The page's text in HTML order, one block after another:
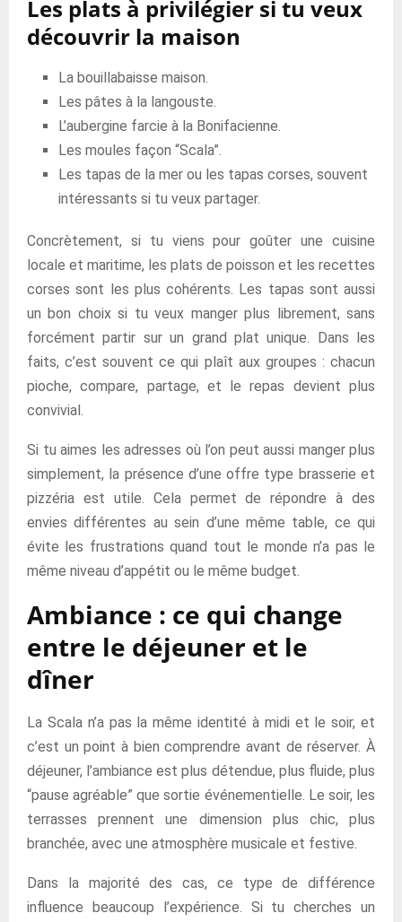
Les plats à privilégier si tu veux
découvrir la maison
La bouillabaisse maison.
Les pâtes à la langouste.
L’aubergine farcie à la Bonifacienne.
Les moules façon “Scala”.
Les tapas de la mer ou les tapas corses, souvent
intéressants si tu veux partager.
Concrètement, si tu viens pour goûter une cuisine
locale et maritime, les plats de poisson et les recettes
corses sont les plus cohérents. Les tapas sont aussi
un bon choix si tu veux manger plus librement, sans
forcément partir sur un grand plat unique. Dans les
faits, c’est souvent ce qui plaît aux groupes : chacun
pioche, compare, partage, et le repas devient plus
convivial.
Si tu aimes les adresses où l’on peut aussi manger plus
simplement, la présence d’une offre type brasserie et
pizzéria est utile. Cela permet de répondre à des
envies différentes au sein d’une même table, ce qui
évite les frustrations quand tout le monde n’a pas le
même niveau d’appétit ou le même budget.
Ambiance : ce qui change
entre le déjeuner et le
dîner
La Scala n’a pas la même identité à midi et le soir, et
c’est un point à bien comprendre avant de réserver. À
déjeuner, l’ambiance est plus détendue, plus fluide, plus
“pause agréable” que sortie événementielle. Le soir, les
terrasses prennent une dimension plus chic, plus
branchée, avec une atmosphère musicale et festive.
Dans la majorité des cas, ce type de différence
influence beaucoup l’expérience. Si tu cherches un